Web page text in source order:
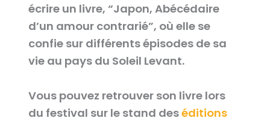
écrire un livre, “Japon, Abécédaire
d’un amour contrarié”, où elle se
confie sur différents épisodes de sa
vie au pays du Soleil Levant.
Vous pouvez retrouver son livre lors
du festival sur le stand deséditions